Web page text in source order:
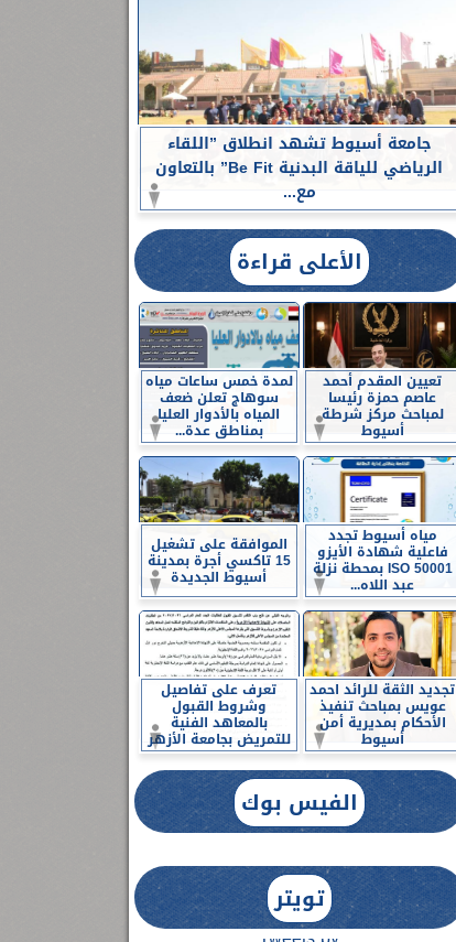
جامعة أسيوط تشهد انطلاق ”اللقاء
الرياضي للياقة البدنية Be Fit” بالتعاون
مع...
الأعلى قراءة
تعيين المقدم أحمد
عاصم حمزة رئيسا
لمباحث مركز شرطة
أسيوط
لمدة خمس ساعات مياه
سوهاج تعلن ضعف
المياه بالأدوار العليا
بمناطق عدة...
مياه أسيوط تجدد
فاعلية شهادة الأيزو
ISO 50001 بمحطة نزلة
عبد اللاه...
الموافقة على تشغيل
15 تاكسي أجرة بمدينة
أسيوط الجديدة
تجديد الثقة للرائد احمد
عويس بمباحث تنفيذ
الأحكام بمديرية أمن
أسيوط
تعرف على تفاصيل
وشروط القبول
بالمعاهد الفنية
للتمريض بجامعة الأزهر
الفيس بوك
تويتر